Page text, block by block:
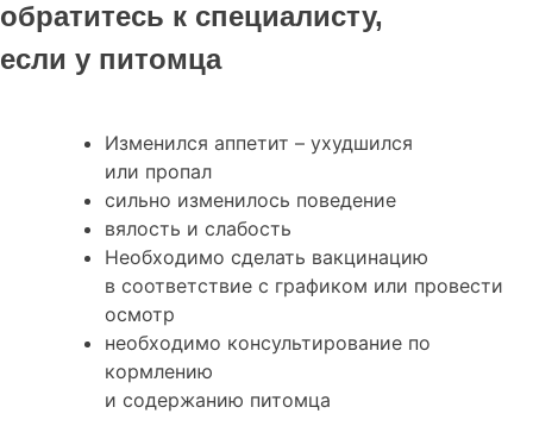
обратитесь к специалисту,
если у питомца
Изменился аппетит – ухудшился
или пропал
сильно изменилось поведение
вялость и слабость
Необходимо сделать вакцинацию
в соответствие с графиком или провести
осмотр
необходимо консультирование по
кормлению
и содержанию питомца